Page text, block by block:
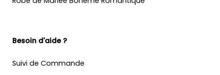
Besoin d'aide ?
Suivi de Commande